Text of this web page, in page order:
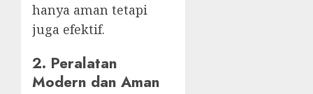
hanya aman tetapi
juga efektif.
2. Peralatan
Modern dan Aman